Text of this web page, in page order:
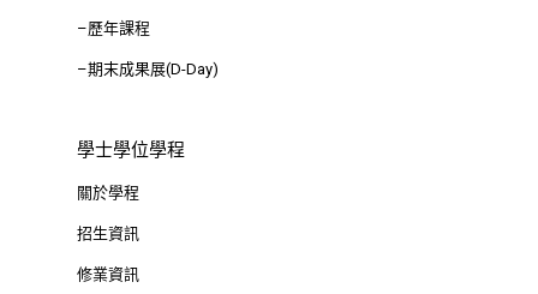
–歷年課程
–期末成果展(D-Day)
學士學位學程
關於學程
招生資訊
修業資訊